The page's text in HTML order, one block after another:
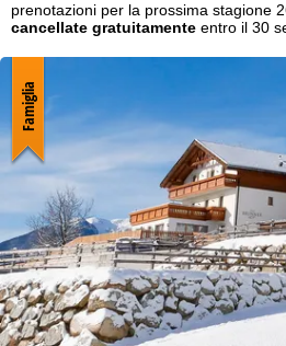
Avviso sui cookie
prenotazioni per la prossima stagione
cancellate gratuitamente entro il 30
Famiglia